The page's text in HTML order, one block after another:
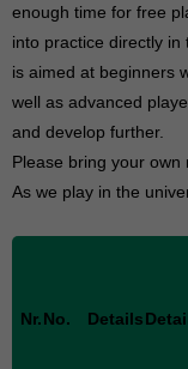
enough time for free
into practice directly
is aimed at beginners
well as advanced
and develop further.
Please bring your own
As we play in the
Nr.No. Details